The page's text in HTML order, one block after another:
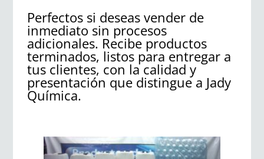
Perfectos si deseas vender de
inmediato sin procesos
adicionales. Recibe productos
terminados, listos para entregar a
tus clientes, con la calidad y
presentación que distingue a Jady
Química.